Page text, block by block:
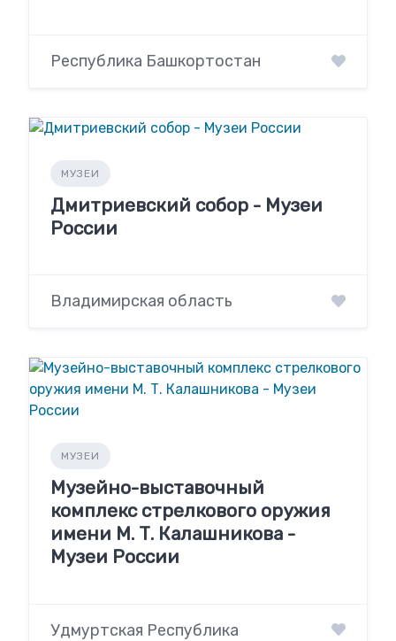
Республика Башкортостан
МУЗЕИ
Дмитриевский собор - Музеи
России
Владимирская область
МУЗЕИ
Музейно-выставочный
комплекс стрелкового оружия
имени М. Т. Калашникова -
Музеи России
Удмуртская Республика